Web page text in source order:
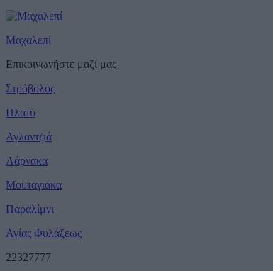
Μαχαλεπί
Επικοινωνήστε μαζί μας
Στρόβολος
Πλατύ
Αγλαντζιά
Λάρνακα
Μουταγιάκα
Παραλίμνι
Αγίας Φυλάξεως
22327777